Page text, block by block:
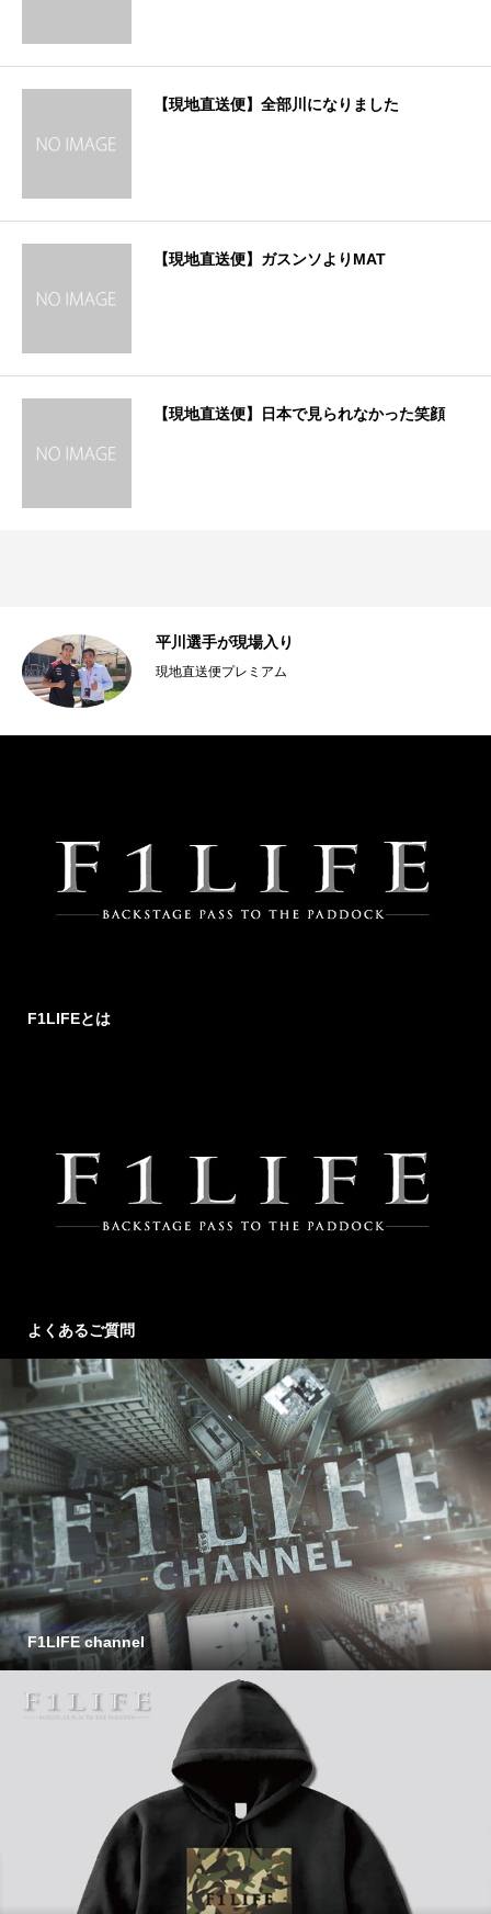
【現地直送便】全部川になりました
【現地直送便】ガスンソよりMAT
【現地直送便】日本で見られなかった笑顔
平川選手が現場入り
現地直送便プレミアム
F1LIFEとは
よくあるご質問
F1LIFE channel